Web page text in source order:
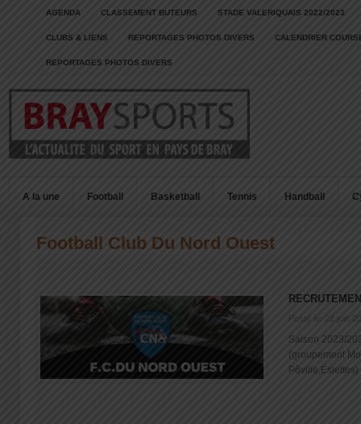
AGENDA CLASSEMENT BUTEURS STADE VALERIQUAIS 2022/2023
CLUBS & LIENS REPORTAGES PHOTOS DIVERS CALENDRIER
REPORTAGES PHOTOS DIVERS
A la une Football Basketball Tennis Handball
Football Club Du Nord Ouest
Posté le: 22 juin
Saison 2023/
(groupement